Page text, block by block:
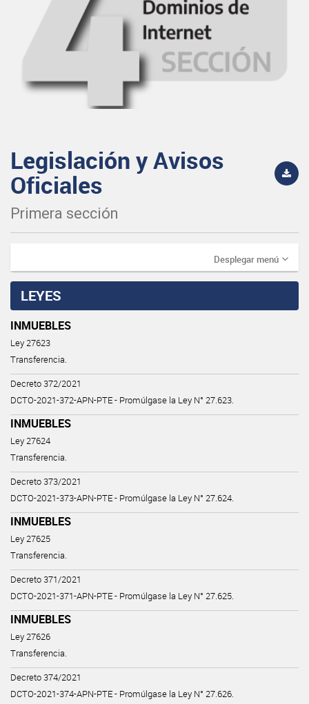
Legislación y Avisos
Oficiales
Primera sección
Desplegar menú
LEYES
INMUEBLES
Ley 27623
Transferencia.
Decreto 372/2021
DCTO-2021-372-APN-PTE - Promúlgase la Ley N° 27.623.
INMUEBLES
Ley 27624
Transferencia.
Decreto 373/2021
DCTO-2021-373-APN-PTE - Promúlgase la Ley N° 27.624.
INMUEBLES
Ley 27625
Transferencia.
Decreto 371/2021
DCTO-2021-371-APN-PTE - Promúlgase la Ley N° 27.625.
INMUEBLES
Ley 27626
Transferencia.
Decreto 374/2021
DCTO-2021-374-APN-PTE - Promúlgase la Ley N° 27.626.